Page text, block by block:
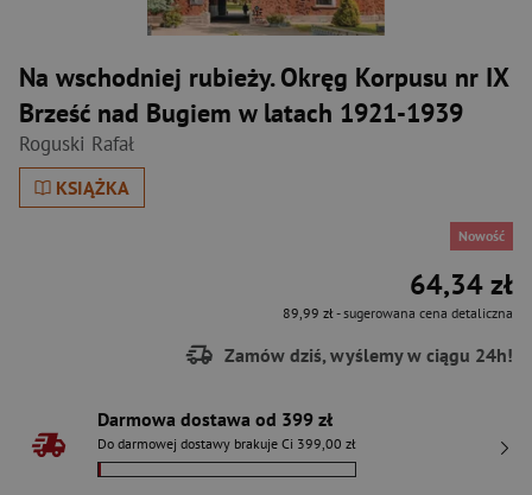
Na wschodniej rubieży. Okręg Korpusu nr IX
Brześć nad Bugiem w latach 1921-1939
Roguski Rafał
KSIĄŻKA
Nowość
64,34 zł
89,99 zł- sugerowana cena detaliczna
Zamów dziś, wyślemy w ciągu 24h!
Darmowa dostawa od 399 zł
Do darmowej dostawy brakuje Ci 399,00 zł